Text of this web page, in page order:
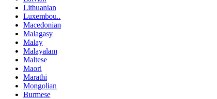
Lithuanian
Luxembou..
Macedonian
Malagasy
Malay
Malayalam
Maltese
Maori
Marathi
Mongolian
Burmese